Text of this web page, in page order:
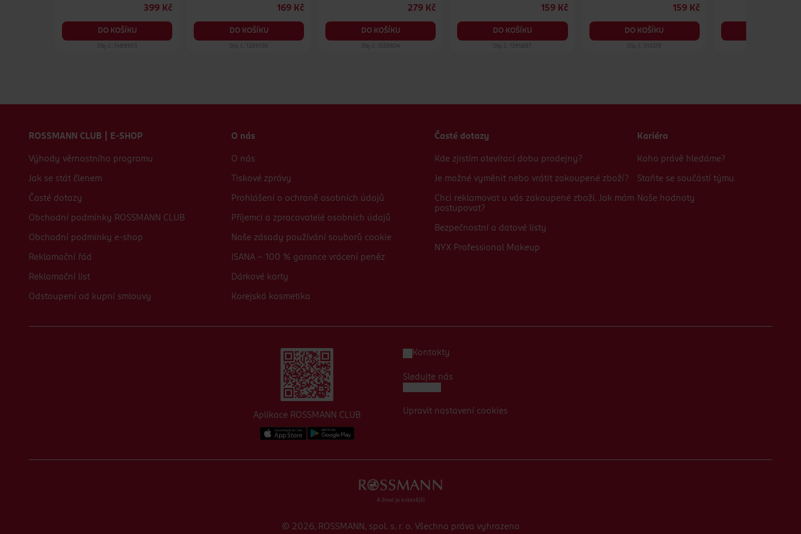
399 Kč
DO KOŠÍKU
Obj. č.: 1489903
169 Kč
DO KOŠÍKU
Obj. č.: 1209730
279 Kč
DO KOŠÍKU
Obj. č.: 1559804
159 Kč
DO KOŠÍKU
Obj. č.: 1295887
159 Kč
DO KOŠÍKU
Obj. č.: 510219
ROSSMANN CLUB | E-SHOP
Výhody věrnostního programu
Jak se stát členem
Časté dotazy
Obchodní podmínky ROSSMANN CLUB
Obchodní podmínky e-shop
Reklamační řád
Reklamační list
Odstoupení od kupní smlouvy
O nás
O nás
Tiskové zprávy
Prohlášení o ochraně osobních údajů
Příjemci a zpracovatelé osobních údajů
Naše zásady používání souborů cookie
ISANA - 100 % garance vrácení peněz
Dárkové karty
Korejská kosmetika
Časté dotazy
Kde zjistím otevírací dobu prodejny?
Je možné vyměnit nebo vrátit zakoupené zboží?
Chci reklamovat u vás zakoupené zboží. Jak mám
postupovat?
Bezpečnostní a datové listy
NYX Professional Makeup
Kariéra
Koho právě hledáme?
Staňte se součástí týmu
Naše hodnoty
Aplikace ROSSMANN CLUB
Kontakty
Sledujte nás
Upravit nastavení cookies
© 2026, ROSSMANN, spol. s. r. o. Všechna práva vyhrazena